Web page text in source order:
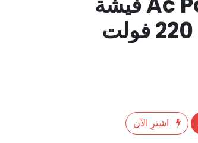
اشترِ الآن